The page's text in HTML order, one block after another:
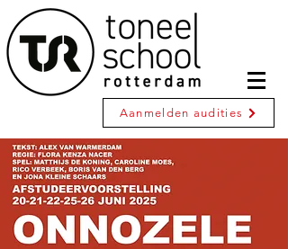
Aanmelden audities